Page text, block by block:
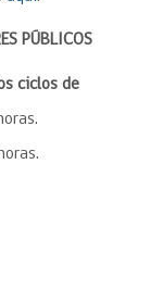
PÚBLICOS
ciclos de